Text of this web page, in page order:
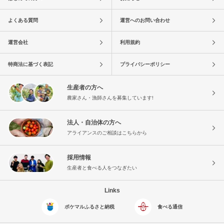
よくある質問 運営へのお問い合わせ
運営会社 利用規約
特商法に基づく表記 プライバシーポリシー
生産者の方へ
農家さん・漁師さんを募集しています!
法人・自治体の方へ
アライアンスのご相談はこちらから
採用情報
生産者と食べる人をつなぎたい
Links
ポケマルふるさと納税 食べる通信